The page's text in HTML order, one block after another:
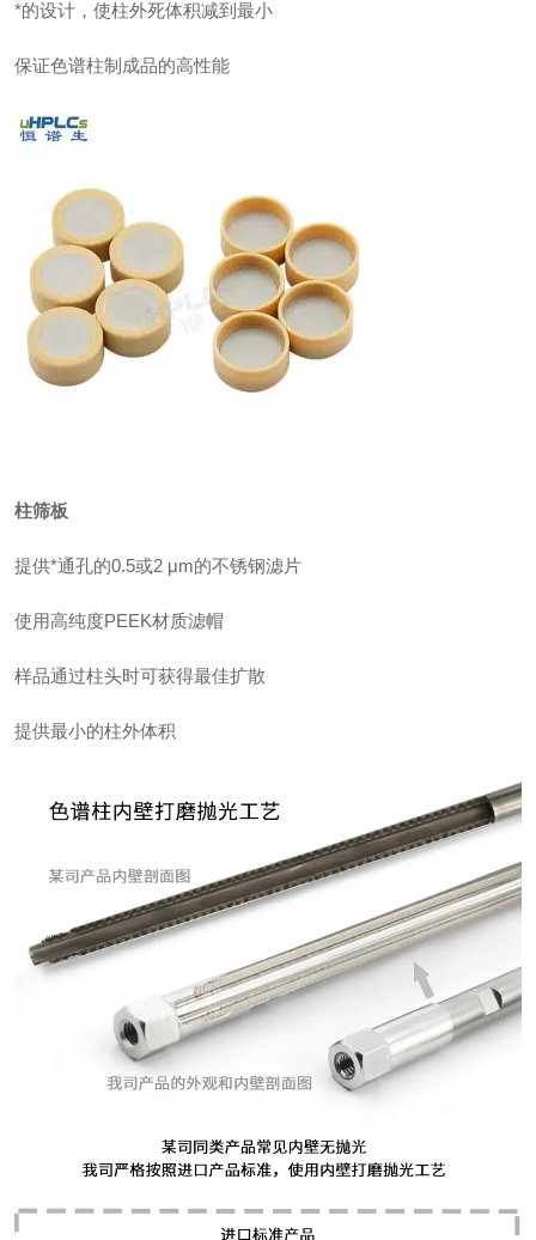
*的设计，使柱外死体积减到最小
保证色谱柱制成品的高性能
柱筛板
提供*通孔的0.5或2 μm的不锈钢滤片
使用高纯度PEEK材质滤帽
样品通过柱头时可获得最佳扩散
提供最小的柱外体积